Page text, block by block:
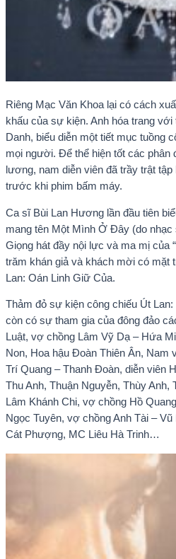
Riêng Mạc Văn Khoa lại có cách
khấu của sự kiện. Anh hóa trang
Danh, biểu diễn một tiết mục tuồng
mọi người. Để thể hiện tốt các phân
lương, nam diễn viên đã trầy trật
trước khi phim bấm máy.
Ca sĩ Bùi Lan Hương lần đầu tiên
mang tên Một Mình Ở Đây (do
Giọng hát đầy nội lực và ma mị của
trăm khán giả và khách mời có mặt
Lan: Oán Linh Giữ Của.
Thảm đỏ sự kiện công chiếu Út
còn có sự tham gia của đông đảo
Luật, vợ chồng Lâm Vỹ Dạ – Hứa
Non, Hoa hậu Đoàn Thiên Ân, Nam
Trí Quang – Thanh Đoàn, diễn viên
Thu Anh, Thuận Nguyễn, Thùy Anh,
Lâm Khánh Chi, vợ chồng Hồ
Ngọc Tuyên, vợ chồng Anh Tài –
Cát Phượng, MC Liêu Hà Trinh…